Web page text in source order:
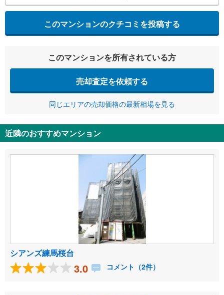
このマンションのクチコミを投稿する
このマンションを所有されている方
売却査定を依頼する
同じエリアの売却価格の最新相場を見る
近隣のおすすめマンション
シアンズ練馬桜台
3.0 コメント（2件）